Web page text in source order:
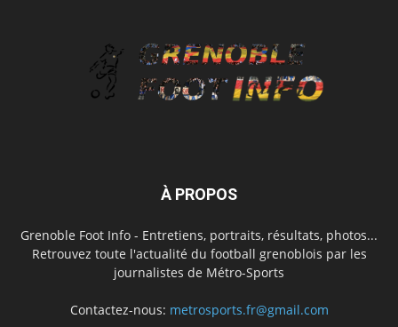
À PROPOS
Grenoble Foot Info - Entretiens, portraits, résultats, photos...
Retrouvez toute l'actualité du football grenoblois par les
journalistes de Métro-Sports
Contactez-nous: metrosports.fr@gmail.com